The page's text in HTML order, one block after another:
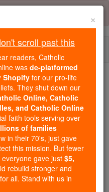
Million
Formed in the
like you,
already delivered
to over 2.2
countries. In an age
are helping form
×
scroll past this
readers, Catholic
wasde-platformed
Shopify for our pro-life
They shut down our
Online, Catholic
and Catholic Online
faith tools serving over
of families
in their 70's, just gave
this mission. But fewer
gave just$5,
rebuild stronger and
all. Stand with us in